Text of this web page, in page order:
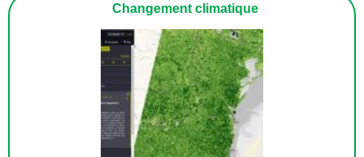
Changement climatique